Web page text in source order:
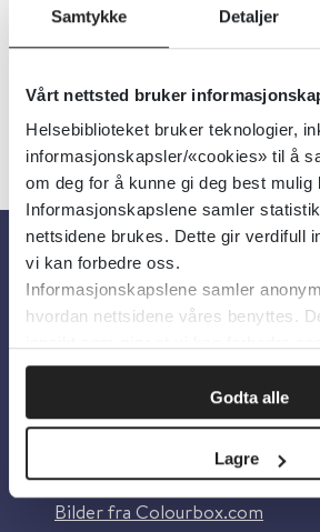
Samtykke Detaljer
Vårt nettsted bruker
Helsebiblioteket bruker teknologier,
informasjonskapsler/«cookies» til å
om deg for å kunne gi deg best mulig
Informasjonskapslene samler
nettsidene brukes. Dette gir verdifull
vi kan forbedre oss.
Informasjonskapslene samler
hvordan nettsidene våres benyttes.
Godta alle
Lagre
Språk:Norsk
Om oss
Om Helsebiblioteket
Personvern og
Tilgjengelighetserklæring
Information in English
Bilder fra Colourbox.com